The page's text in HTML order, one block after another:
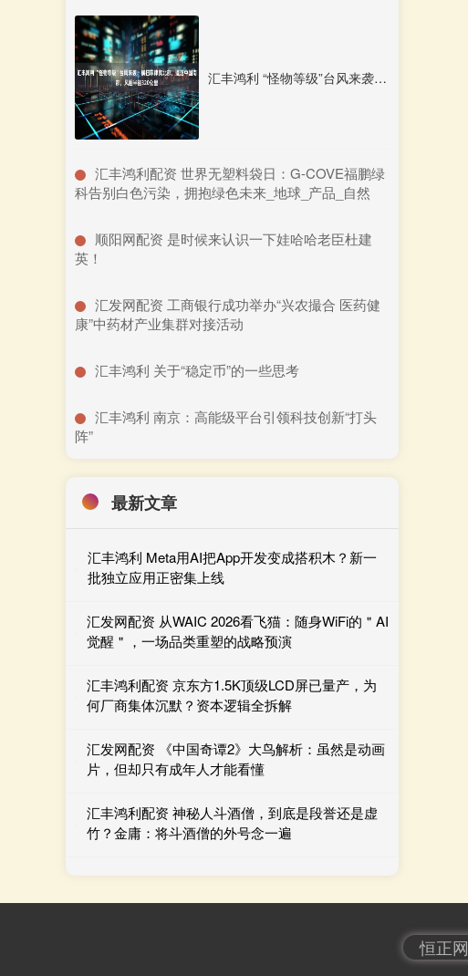
汇丰鸿利 “怪物等级”台风来袭：横扫菲律宾北部，逼近中国南部，风圈半径320公里
​汇丰鸿利配资 世界无塑料袋日：G-COVE福鹏绿
科告别白色污染，拥抱绿色未来_地球_产品_自然
​顺阳网配资 是时候来认识一下娃哈哈老臣杜建
英！
​汇发网配资 工商银行成功举办“兴农撮合 医药健
康”中药材产业集群对接活动
​汇丰鸿利 关于“稳定币”的一些思考
​汇丰鸿利 南京：高能级平台引领科技创新“打头
阵”
最新文章
汇丰鸿利 Meta用AI把App开发变成搭积木？新一
批独立应用正密集上线
汇发网配资 从WAIC 2026看飞猫：随身WiFi的＂AI
觉醒＂，一场品类重塑的战略预演
汇丰鸿利配资 京东方1.5K顶级LCD屏已量产，为
何厂商集体沉默？资本逻辑全拆解
汇发网配资 《中国奇谭2》大鸟解析：虽然是动画
片，但却只有成年人才能看懂
汇丰鸿利配资 神秘人斗酒僧，到底是段誉还是虚
竹？金庸：将斗酒僧的外号念一遍
恒正网